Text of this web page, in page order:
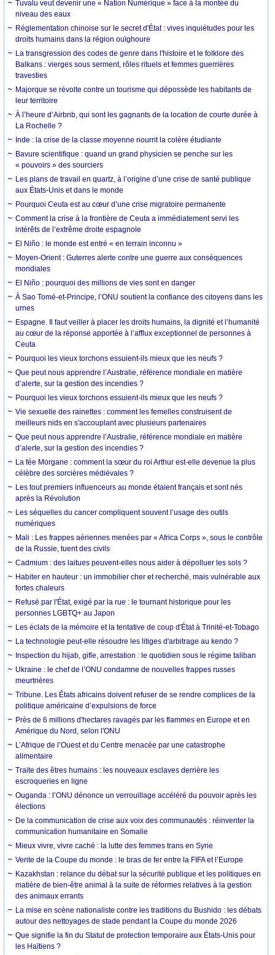
Tuvalu veut devenir une « Nation Numérique » face à la montée du
niveau des eaux
Réglementation chinoise sur le secret d'État : vives inquiétudes pour les
droits humains dans la région ouïghoure
La transgression des codes de genre dans l'histoire et le folklore des
Balkans : vierges sous serment, rôles rituels et femmes guerrières
travesties
Majorque se révolte contre un tourisme qui dépossède les habitants de
leur territoire
À l’heure d’Airbnb, qui sont les gagnants de la location de courte durée à
La Rochelle ?
Inde : la crise de la classe moyenne nourrit la colère étudiante
Bavure scientifique : quand un grand physicien se penche sur les
« pouvoirs » des sourciers
Les plans de travail en quartz, à l’origine d’une crise de santé publique
aux États-Unis et dans le monde
Pourquoi Ceuta est au cœur d’une crise migratoire permanente
Comment la crise à la frontière de Ceuta a immédiatement servi les
intérêts de l’extrême droite espagnole
El Niño : le monde est entré « en terrain inconnu »
Moyen-Orient : Guterres alerte contre une guerre aux conséquences
mondiales
El Niño : pourquoi des millions de vies sont en danger
À Sao Tomé-et-Principe, l’ONU soutient la confiance des citoyens dans les
urnes
Espagne. Il faut veiller à placer les droits humains, la dignité et l’humanité
au cœur de la réponse apportée à l’afflux exceptionnel de personnes à
Ceuta
Pourquoi les vieux torchons essuient-ils mieux que les neufs ?
Que peut nous apprendre l’Australie, référence mondiale en matière
d’alerte, sur la gestion des incendies ?
Pourquoi les vieux torchons essuient-ils mieux que les neufs ?
Vie sexuelle des rainettes : comment les femelles construisent de
meilleurs nids en s'accouplant avec plusieurs partenaires
Que peut nous apprendre l’Australie, référence mondiale en matière
d’alerte, sur la gestion des incendies ?
La fée Morgane : comment la sœur du roi Arthur est-elle devenue la plus
célèbre des sorcières médiévales ?
Les tout premiers influenceurs au monde étaient français et sont nés
après la Révolution
Les séquelles du cancer compliquent souvent l’usage des outils
numériques
Mali : Les frappes aériennes menées par « Africa Corps », sous le contrôle
de la Russie, tuent des civils
Cadmium : des laitues peuvent-elles nous aider à dépolluer les sols ?
Habiter en hauteur : un immobilier cher et recherché, mais vulnérable aux
fortes chaleurs
Refusé par l'État, exigé par la rue : le tournant historique pour les
personnes LGBTQ+ au Japon
Les éclats de la mémoire et la tentative de coup d'État à Trinité-et-Tobago
La technologie peut-elle résoudre les litiges d'arbitrage au kendo ?
Inspection du hijab, gifle, arrestation : le quotidien sous le régime taliban
Ukraine : le chef de l’ONU condamne de nouvelles frappes russes
meurtrières
Tribune. Les États africains doivent refuser de se rendre complices de la
politique américaine d’expulsions de force
Près de 6 millions d'hectares ravagés par les flammes en Europe et en
Amérique du Nord, selon l'ONU
L’Afrique de l’Ouest et du Centre menacée par une catastrophe
alimentaire
Traite des êtres humains : les nouveaux esclaves derrière les
escroqueries en ligne
Ouganda : l’ONU dénonce un verrouillage accéléré du pouvoir après les
élections
De la communication de crise aux voix des communautés : réinventer la
communication humanitaire en Somalie
Mieux vivre, vivre caché : la lutte des femmes trans en Syrie
Vente de la Coupe du monde : le bras de fer entre la FIFA et l’Europe
Kazakhstan : relance du débat sur la sécurité publique et les politiques en
matière de bien-être animal à la suite de réformes relatives à la gestion
des animaux errants
La mise en scène nationaliste contre les traditions du Bushido : les débats
autour des nettoyages de stade pendant la Coupe du monde 2026
Que signifie la fin du Statut de protection temporaire aux États-Unis pour
les Haïtiens ?